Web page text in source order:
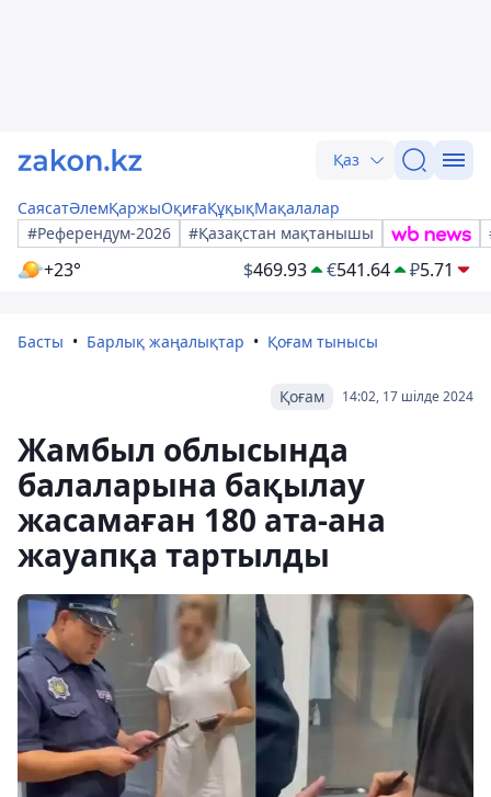
Қаз
СаясатӘлемҚаржыОқиғаҚұқықМақалалар
#Референдум-2026
#Қазақстан мақтанышы
+23° $469.93 €541.64 ₽5.71
Басты Барлық жаңалықтар Қоғам тынысы
14:02, 17 шілде 2024
Қоғам
Жамбыл облысында
балаларына бақылау
жасамаған 180 ата-ана
жауапқа тартылды